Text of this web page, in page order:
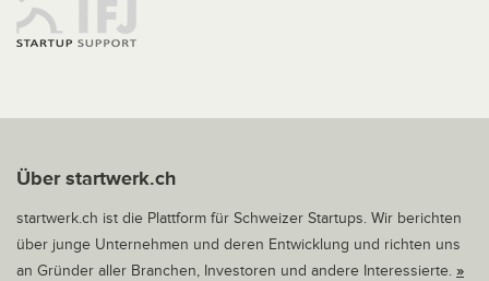
Über startwerk.ch
startwerk.ch ist die Plattform für Schweizer Startups. Wir berichten
über junge Unternehmen und deren Entwicklung und richten uns
an Gründer aller Branchen, Investoren und andere Interessierte. »